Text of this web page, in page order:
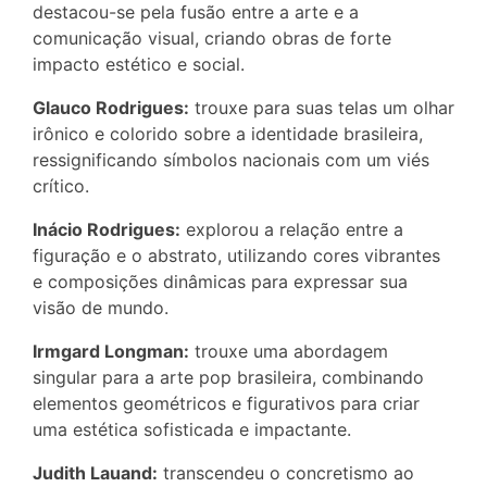
destacou-se pela fusão entre a arte e a
comunicação visual, criando obras de forte
impacto estético e social.
Glauco Rodrigues: trouxe para suas telas um olhar
irônico e colorido sobre a identidade brasileira,
ressignificando símbolos nacionais com um viés
crítico.
Inácio Rodrigues: explorou a relação entre a
figuração e o abstrato, utilizando cores vibrantes
e composições dinâmicas para expressar sua
visão de mundo.
Irmgard Longman: trouxe uma abordagem
singular para a arte pop brasileira, combinando
elementos geométricos e figurativos para criar
uma estética sofisticada e impactante.
Judith Lauand: transcendeu o concretismo ao